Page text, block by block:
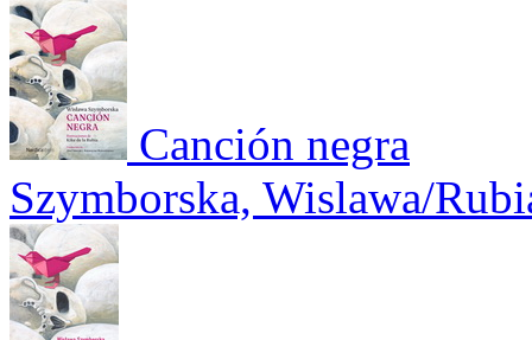
Canción negra
Szymborska, Wislawa/